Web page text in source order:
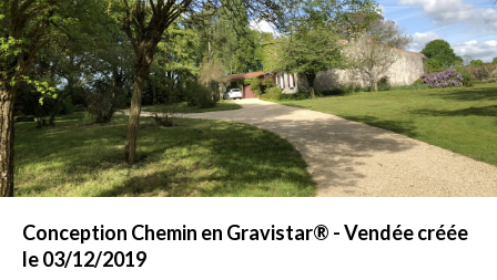
Conception Chemin en Gravistar® - Vendée créée
le 03/12/2019